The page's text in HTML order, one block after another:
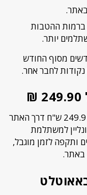
ברמות ההטבות
למימוש תקפות ל-12 חודשים מסוף החודש
נקודות לחבר אחר.
אדידס מציעה משלוח חינם בקנייה מעל 249.9 ש"ח דרך האתר
למשתלמת
ותקפה לזמן מוגבל,
באתר.